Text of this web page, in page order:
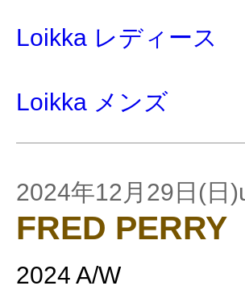
Loikka レディース
Loikka メンズ
2024年12月29日(日
FRED PERRY
2024 A/W